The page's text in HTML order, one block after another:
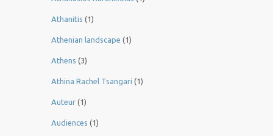
Athanitis (1)
Athenian landscape (1)
Athens (3)
Athina Rachel Tsangari (1)
Auteur (1)
Audiences (1)